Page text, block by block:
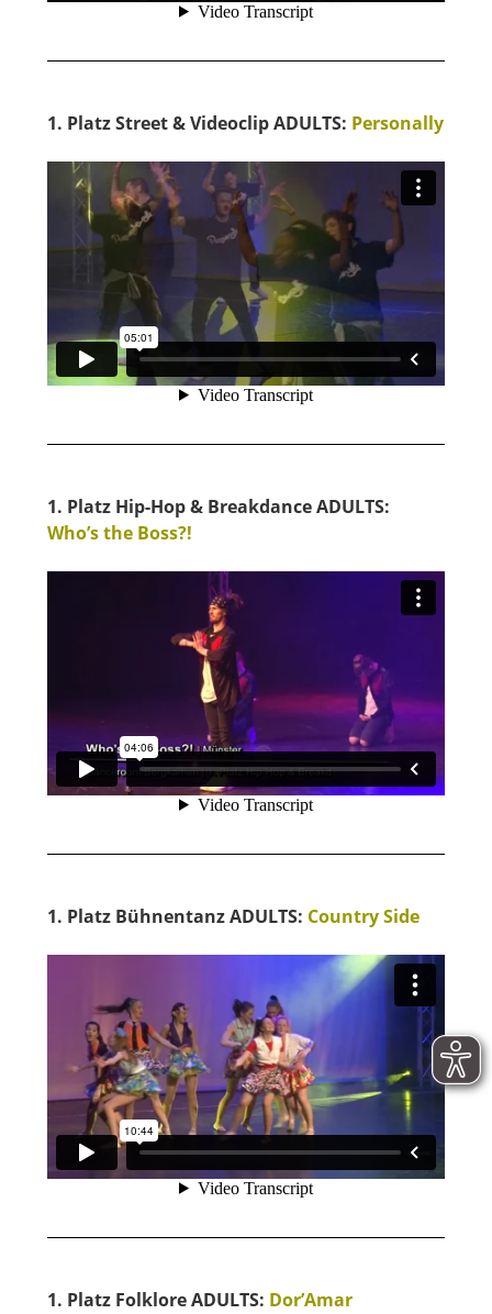
1. Platz Street & Videoclip ADULTS: Personally
1. Platz Hip-Hop & Breakdance ADULTS:
Who’s the Boss?!
1. Platz Bühnentanz ADULTS: Country Side
1. Platz Folklore ADULTS: Dor’Amar